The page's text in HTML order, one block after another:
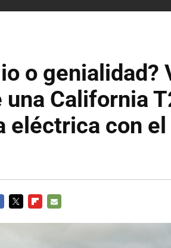
o genialidad?
California
eléctrica con